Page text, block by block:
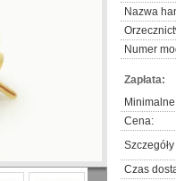
Nazwa
Numer
Zapłata:
Cena:
Czas